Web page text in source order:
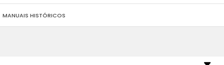
MANUAIS HISTÓRICOS